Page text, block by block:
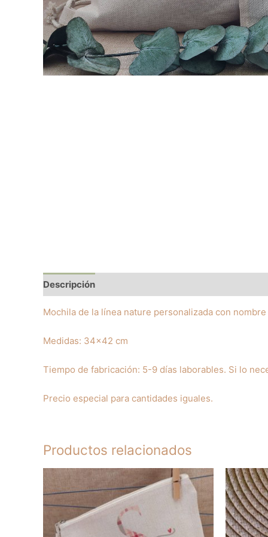
Descripción
Mochila de la línea nature personalizada con
Medidas: 34×42 cm
Tiempo de fabricación: 5-9 días laborables. Si lo
Precio especial para cantidades iguales.
Productos relacionados